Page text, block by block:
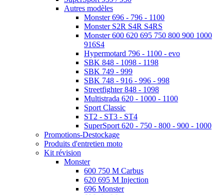
Autres modèles
Monster 696 - 796 - 1100
Monster S2R S4R S4RS
Monster 600 620 695 750 800 900 1000
916S4
Hypermotard 796 - 1100 - evo
SBK 848 - 1098 - 1198
SBK 749 - 999
SBK 748 - 916 - 996 - 998
Streetfighter 848 - 1098
Multistrada 620 - 1000 - 1100
Sport Classic
ST2 - ST3 - ST4
SuperSport 620 - 750 - 800 - 900 - 1000
Promotions-Destockage
Produits d'entretien moto
Kit révision
Monster
600 750 M Carbus
620 695 M Injection
696 Monster